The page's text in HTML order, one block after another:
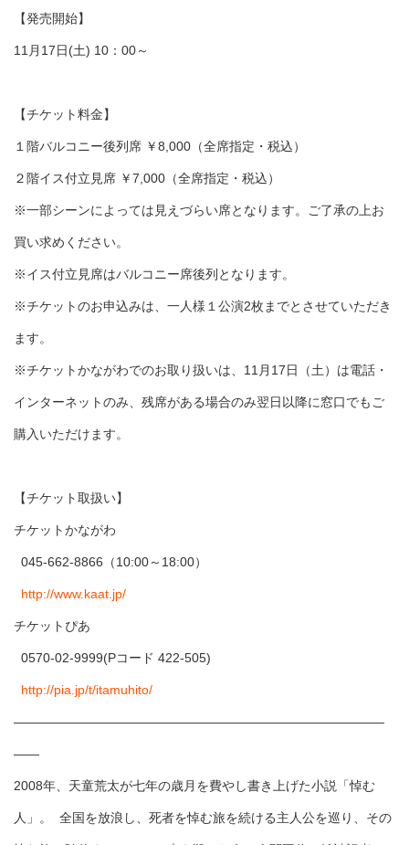
【発売開始】
11月17日(土) 10：00～
【チケット料金】
１階バルコニー後列席 ￥8,000（全席指定・税込）
２階イス付立見席 ￥7,000（全席指定・税込）
※一部シーンによっては見えづらい席となります。ご了承の上お
買い求めください。
※イス付立見席はバルコニー席後列となります。
※チケットのお申込みは、一人様１公演2枚までとさせていただき
ます。
※チケットかながわでのお取り扱いは、11月17日（土）は電話・
インターネットのみ、残席がある場合のみ翌日以降に窓口でもご
購入いただけます。
【チケット取扱い】
チケットかながわ
045-662-8866（10:00～18:00）
http://www.kaat.jp/
チケットぴあ
0570-02-9999(Pコード 422-505)
http://pia.jp/t/itamuhito/
―――――――――――――――――――――――――――――
――
2008年、天童荒太が七年の歳月を費やし書き上げた小説「悼む
人」。 全国を放浪し、死者を悼む旅を続ける主人公を巡り、その